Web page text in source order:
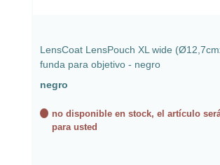
LensCoat LensPouch XL wide
funda para objetivo - negro
negro
no disponible en stock, el artículo
para usted